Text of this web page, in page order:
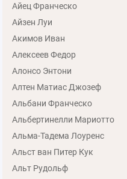
Айец Франческо
Айзен Луи
Акимов Иван
Алексеев Федор
Алонсо Энтони
Алтен Матиас Джозеф
Альбани Франческо
Альбертинелли Мариотто
Альма-Тадема Лоуренс
Альст ван Питер Кук
Альт Рудольф